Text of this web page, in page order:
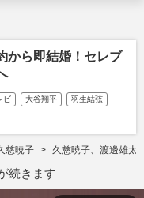
から即結婚！セレブ
ビ 大谷翔平 羽生結弦
慈暁子 久慈暁子、渡邊雄太
続きます